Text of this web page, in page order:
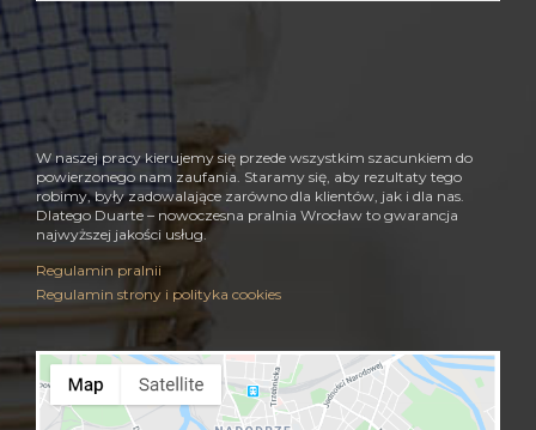
W naszej pracy kierujemy się przede wszystkim szacunkiem do
powierzonego nam zaufania. Staramy się, aby rezultaty tego
robimy, były zadowalające zarówno dla klientów, jak i dla nas.
Dlatego Duarte – nowoczesna pralnia Wrocław to gwarancja
najwyższej jakości usług.
Regulamin pralnii
Regulamin strony i polityka cookies